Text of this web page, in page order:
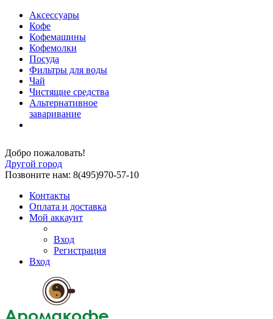
Аксессуары
Кофе
Кофемашины
Кофемолки
Посуда
Фильтры для воды
Чай
Чистящие средства
Альтернативное
заваривание
Добро пожаловать!
Другой город
Позвоните нам: 8(495)970-57-10
Контакты
Оплата и доставка
Мой аккаунт
Вход
Регистрация
Вход